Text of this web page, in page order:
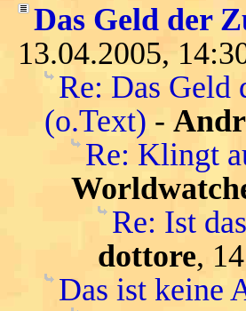
Das Geld der
13.04.2005,
Re: Das
(o.Text) -
Re: Klingt
Re: Ist
dottore,
Das ist keine